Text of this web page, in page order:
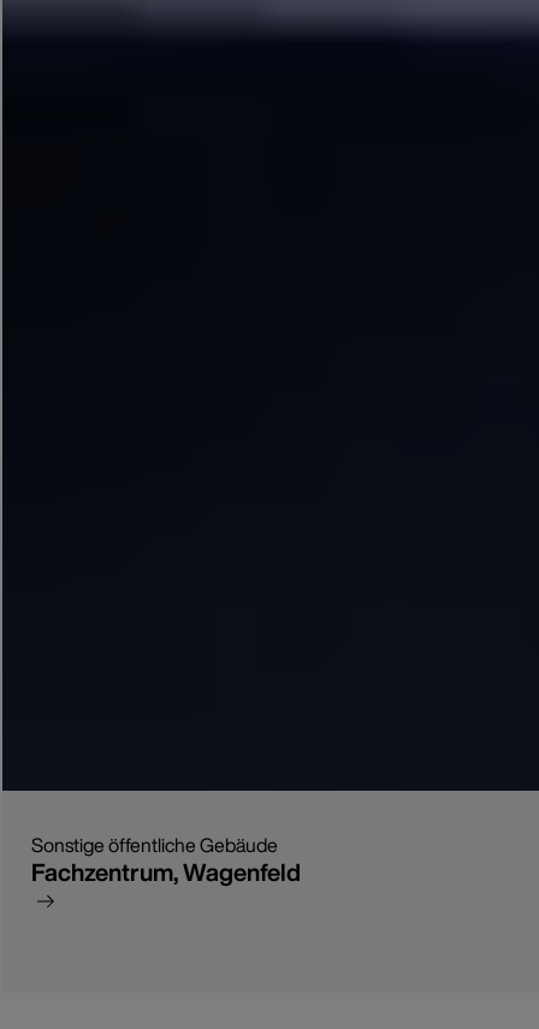
Sonstige öffentliche Gebäude
Fachzentrum, Wagenfeld